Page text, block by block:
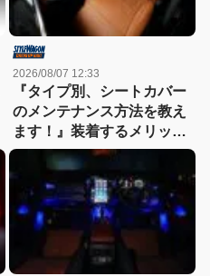
2026/08/07 12:33
『タイプ別、シートカバー
のメンテナンス方法を教え
ます！』装着するメリット
も紹介！